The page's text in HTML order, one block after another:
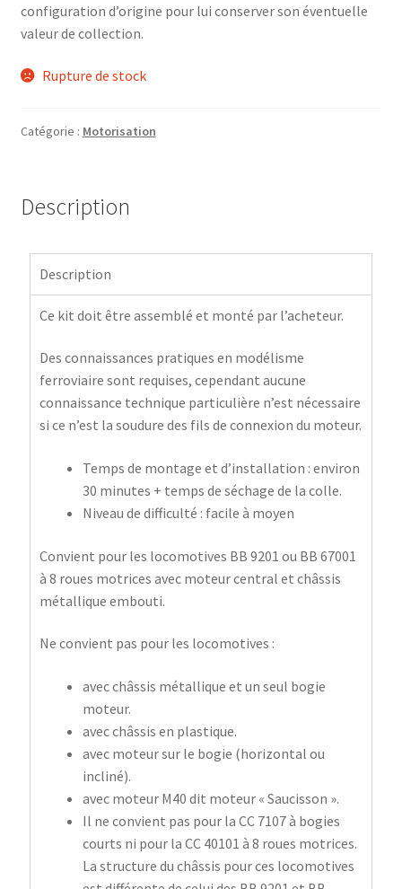
configuration d’origine pour lui conserver son éventuelle
valeur de collection.
Rupture de stock
Catégorie : Motorisation
Description
Description
Ce kit doit être assemblé et monté par l’acheteur.
Des connaissances pratiques en modélisme
ferroviaire sont requises, cependant aucune
connaissance technique particulière n’est nécessaire
si ce n’est la soudure des fils de connexion du moteur.
Temps de montage et d’installation : environ
30 minutes + temps de séchage de la colle.
Niveau de difficulté : facile à moyen
Convient pour les locomotives BB 9201 ou BB 67001
à 8 roues motrices avec moteur central et châssis
métallique embouti.
Ne convient pas pour les locomotives :
avec châssis métallique et un seul bogie
moteur.
avec châssis en plastique.
avec moteur sur le bogie (horizontal ou
incliné).
avec moteur M40 dit moteur « Saucisson ».
Il ne convient pas pour la CC 7107 à bogies
courts ni pour la CC 40101 à 8 roues motrices.
La structure du châssis pour ces locomotives